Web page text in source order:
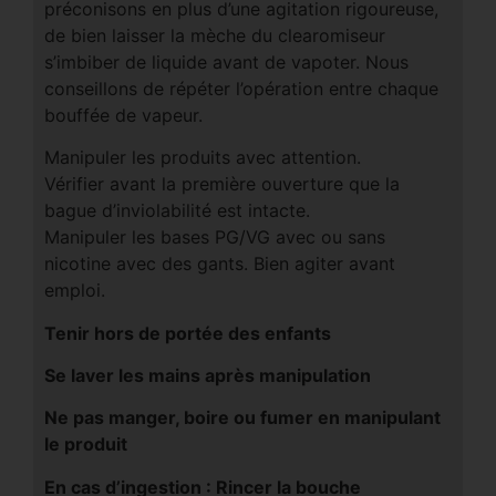
préconisons en plus d’une agitation rigoureuse,
de bien laisser la mèche du clearomiseur
s’imbiber de liquide avant de vapoter. Nous
conseillons de répéter l’opération entre chaque
bouffée de vapeur.
Manipuler les produits avec attention.
Vérifier avant la première ouverture que la
bague d’inviolabilité est intacte.
Manipuler les bases PG/VG avec ou sans
nicotine avec des gants. Bien agiter avant
emploi.
Tenir hors de portée des enfants
Se laver les mains après manipulation
Ne pas manger, boire ou fumer en manipulant
le produit
En cas d’ingestion : Rincer la bouche